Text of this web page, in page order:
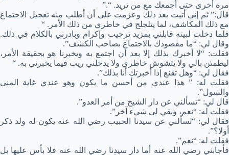
مرة أخرى حتى أجمعك مع من تريد. “.”
قال:” ثم إني أتيت بعد ذلك وعزمت على أن أطلب منه تعجيل الاجتماع
مع ذلك المكاشف، لما يتلجلج في خاطري من ذلك الأمر. “
فلما دخلت لبيته قابلني بمزيد ترحيب وإكرام وبادرني بالكلام في ذلك.
وقال لي: “ما مقصودك بالاجتماع بصاحب الكشف”.
فقلت: “لا أخبرك بذلك إلا بعد أن اجتمع به ويخبرنا هو بحقيقة الأمر،
ليطمئن بالي ولا يتشوش خاطري ولا يدخلني ريب فيما يخبرني به. “
فقال لي: “وهل تقنع إذا أخبرتك أنا بذلك”.
فقلت له: ” هذا عندي من أحسن ما يكون وهو عندي غاية المنى
والسول”.
قال لي: “تسألني عن دار الشيخ من أمر العدو”.
فقلت له: “نعم، وبقي لي شيء آخر”.
فقال لي: “تسألني عن سيدنا الحبيب رضي الله عنه يكون له ولد ذكر
أولا؟”.
فقلت له: “نعم”.
فأجابني رضي الله عنه أما دار سيدنا رضي الله عنه فلا بأس عليها بل